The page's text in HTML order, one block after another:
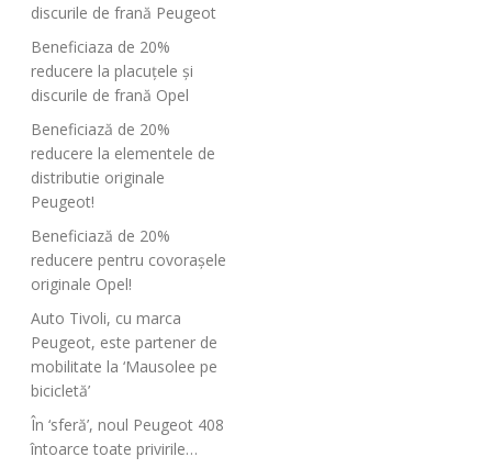
discurile de frană Peugeot
Beneficiaza de 20%
reducere la placuțele și
discurile de frană Opel
Beneficiază de 20%
reducere la elementele de
distributie originale
Peugeot!
Beneficiază de 20%
reducere pentru covorașele
originale Opel!
Auto Tivoli, cu marca
Peugeot, este partener de
mobilitate la ‘Mausolee pe
bicicletă’
În ‘sferă’, noul Peugeot 408
întoarce toate privirile…